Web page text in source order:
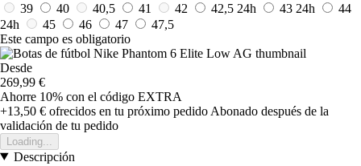
39
40 40,5 41 42 42,5 24h 43 24h
44
24h
45 46 47
47,5
Este campo es obligatorio
Desde
269,99 €
Ahorre 10% con el código EXTRA
+13,50 € ofrecidos en tu próximo pedido Abonado después de la
validación de tu pedido
Loading...
Descripción